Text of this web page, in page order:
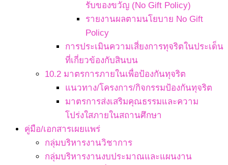
รับของขวัญ (No Gift Policy)
รายงานผลตามนโยบาย No Gift
Policy
การประเมินความเสี่ยงการทุจริตในประเด็น
ที่เกี่ยวข้องกับสินบน
10.2 มาตรการภายในเพื่อป้องกันทุจริต
แนวทาง/โครงการ/กิจกรรมป้องกันทุจริต
มาตรการส่งเสริมคุณธรรมและความ
โปร่งใสภายในสถานศึกษา
คู่มือ/เอกสารเผยแพร่
กลุ่มบริหารงานวิชาการ
กลุ่มบริหารงานงบประมาณและแผนงาน